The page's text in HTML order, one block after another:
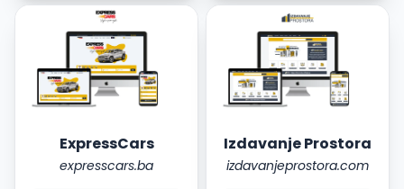
ExpressCars
expresscars.ba
Izdavanje Prostora
izdavanjeprostora.com